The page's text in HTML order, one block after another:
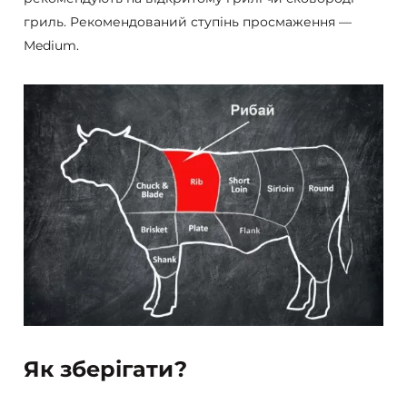
гриль. Рекомендований ступінь просмаження —
Medium.
Як зберігати?